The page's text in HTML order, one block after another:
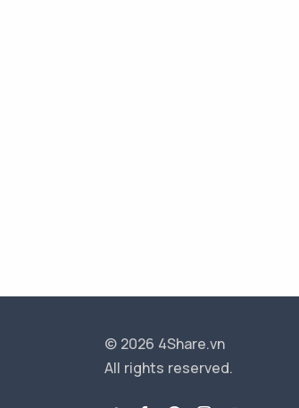
© 2026 4Share.vn
All rights reserved.